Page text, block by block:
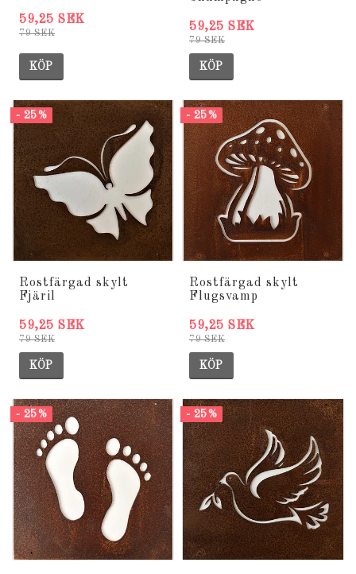
79 SEK
59,25 SEK
KÖP
79 SEK
59,25 SEK
KÖP
- 25%
Rostfärgad skylt
Fjäril
79 SEK
59,25 SEK
KÖP
- 25%
Rostfärgad skylt
Flugsvamp
79 SEK
59,25 SEK
KÖP
- 25% - 25%